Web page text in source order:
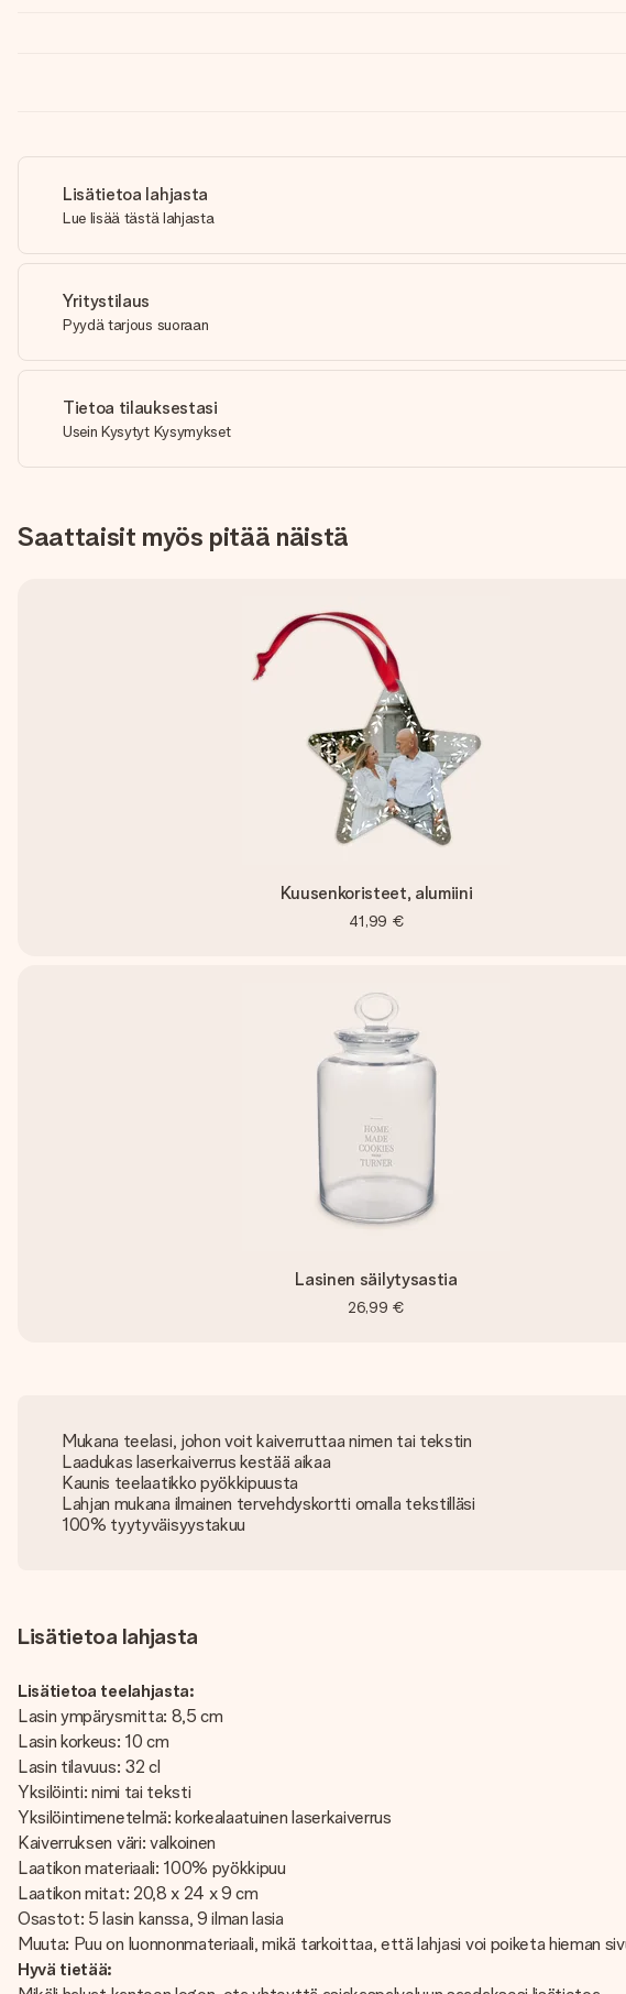
Lisätietoa lahjasta
Lue lisää tästä lahjasta
Yritystilaus
Pyydä tarjous suoraan
Tietoa tilauksestasi
Usein Kysytyt Kysymykset
Saattaisit myös pitää näistä
Kuusenkoristeet, alumiini
41,99 €
Lasinen säilytysastia
26,99 €
Mukana teelasi, johon voit kaiverruttaa nimen tai tekstin
Laadukas laserkaiverrus kestää aikaa
Kaunis teelaatikko pyökkipuusta
Lahjan mukana ilmainen tervehdyskortti omalla tekstilläsi
100% tyytyväisyystakuu
Lisätietoa lahjasta
Lisätietoa teelahjasta:
Lasin ympärysmitta: 8,5 cm
Lasin korkeus: 10 cm
Lasin tilavuus: 32 cl
Yksilöinti: nimi tai teksti
Yksilöintimenetelmä: korkealaatuinen laserkaiverrus
Kaiverruksen väri: valkoinen
Laatikon materiaali: 100% pyökkipuu
Laatikon mitat: 20,8 x 24 x 9 cm
Osastot: 5 lasin kanssa, 9 ilman lasia
Muuta: Puu on luonnonmateriaali, mikä tarkoittaa, että lahjasi voi poiketa hieman
Hyvä tietää: